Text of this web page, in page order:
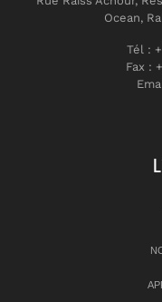
Ocean,
Tél :
Fax :